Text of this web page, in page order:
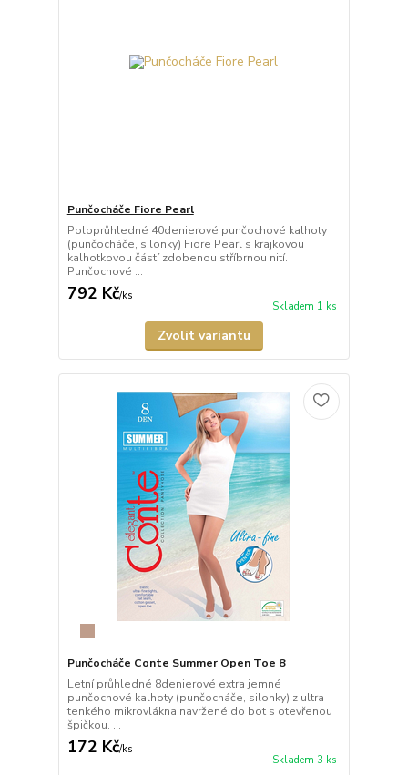
Punčocháče Fiore Pearl
Poloprůhledné 40denierové punčochové kalhoty
(punčocháče, silonky) Fiore Pearl s krajkovou
kalhotkovou částí zdobenou stříbrnou nití.
Punčochové ...
792 Kč/ks
Skladem 1 ks
Zvolit variantu
Punčocháče Conte Summer Open Toe 8
Letní průhledné 8denierové extra jemné
punčochové kalhoty (punčocháče, silonky) z ultra
tenkého mikrovlákna navržené do bot s otevřenou
špičkou. ...
172 Kč/ks
Skladem 3 ks